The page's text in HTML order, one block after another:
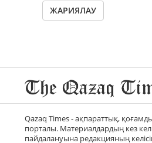
ЖАРИЯЛАУ
Qazaq Times - ақпараттық,
порталы. Материалдардың кез
пайдалануына редакцияның